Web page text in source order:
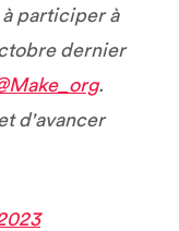
à participer à
dernier
.
d'avancer